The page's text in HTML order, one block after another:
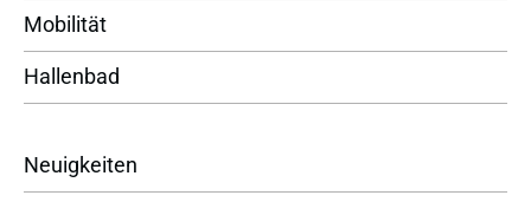
Mobilität
Hallenbad
Neuigkeiten